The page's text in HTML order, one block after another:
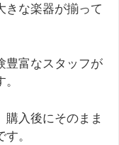
きな楽器が揃って
豊富なスタッフが
購入後にそのまま
。